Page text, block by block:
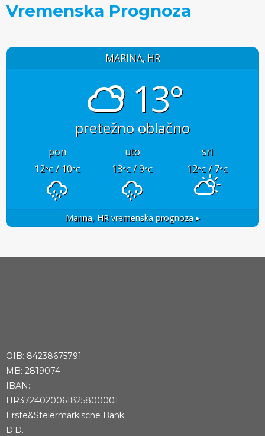
Vremenska Prognoza
MARINA, HR
13°
pretežno oblačno
pon uto
sri
12°C/ 10°C 13°C/ 9°C 12°C/ 7°C
Marina, HRvremenska prognoza ▸
OIB: 84238675791
MB: 2819074
IBAN:
HR3724020061825800001
Erste&Steiermärkische Bank
D.D.